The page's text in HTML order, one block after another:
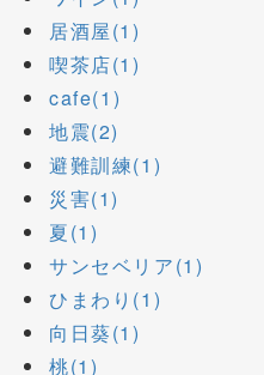
居酒屋(1)
喫茶店(1)
cafe(1)
地震(2)
避難訓練(1)
災害(1)
夏(1)
サンセベリア(1)
ひまわり(1)
向日葵(1)
桃(1)